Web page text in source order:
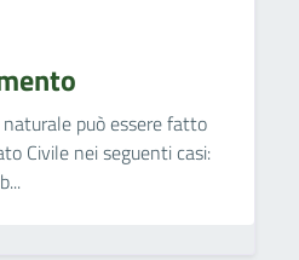
può essere fatto
Civile nei seguenti casi: